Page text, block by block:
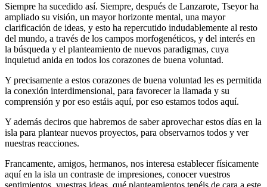
Siempre ha sucedido así. Siempre, después de Lanzarote, Tseyor ha
ampliado su visión, un mayor horizonte mental, una mayor
clarificación de ideas, y esto ha repercutido indudablemente al resto
del mundo, a través de los campos morfogenéticos, y del interés en
la búsqueda y el planteamiento de nuevos paradigmas, cuya
inquietud anida en todos los corazones de buena voluntad.
Y precisamente a estos corazones de buena voluntad les es permitida
la conexión interdimensional, para favorecer la llamada y su
comprensión y por eso estáis aquí, por eso estamos todos aquí.
Y además deciros que habremos de saber aprovechar estos días en la
isla para plantear nuevos proyectos, para observarnos todos y ver
nuestras reacciones.
Francamente, amigos, hermanos, nos interesa establecer físicamente
aquí en la isla un contraste de impresiones, conocer vuestros
sentimientos, vuestras ideas, qué planteamientos tenéis de cara a este